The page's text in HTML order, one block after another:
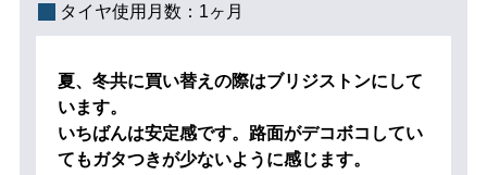
タイヤ使用月数： 1ヶ月
夏、冬共に買い替えの際はブリジストンにして
います。
いちばんは安定感です。路面がデコボコしてい
てもガタつきが少ないように感じます。